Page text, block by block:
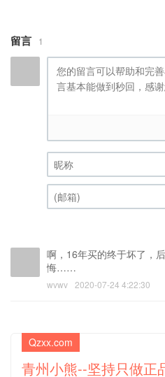
留言 1
昵称 (必填)
啊，16年买的终于坏了，
悔……
wvwv 2020-07-24 4:22:30
Qzxx.com
青州小熊--坚持只做正